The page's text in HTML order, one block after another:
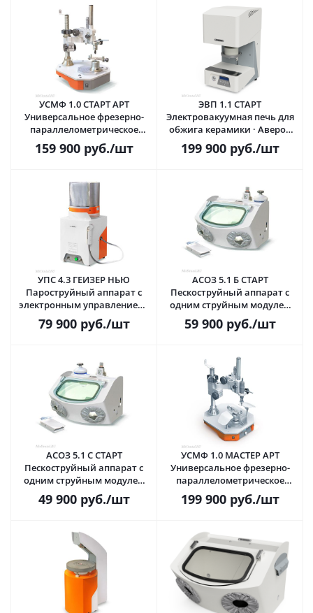
УСМФ 1.0 СТАРТ АРТ
Универсальное фрезерно-
параллелометрическое
устройство · Аверон (ВЕГА-
ПРО) Россия
159 900руб./шт
ЭВП 1.1 СТАРТ
Электровакуумная печь для
обжига керамики · Аверон
(ВЕГА-ПРО) Россия
199 900руб./шт
УПС 4.3 ГЕЙЗЕР НЬЮ
Пароструйный аппарат с
электронным управлением ·
Аверон (ВЕГА-ПРО) Россия
79 900руб./шт
АСОЗ 5.1 Б СТАРТ
Пескоструйный аппарат с
одним струйным модулем
(сопло 1.5 мм) · Аверон (ВЕГА-
ПРО) Россия
59 900руб./шт
АСОЗ 5.1 С СТАРТ
Пескоструйный аппарат с
одним струйным модулем
(сопло 1.0 мм) · Аверон (ВЕГА-
ПРО) Россия
49 900руб./шт
УСМФ 1.0 МАСТЕР АРТ
Универсальное фрезерно-
параллелометрическое
устройство в комплекте с
бормашиной и
(ВЕГА-ПРО) Россия
199 900руб./шт